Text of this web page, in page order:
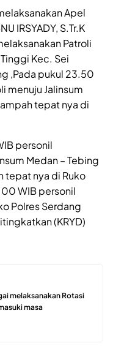
Apel
IRSYADY, S.Tr.K
Patroli
Kec. Sei
,Pada pukul 23.50
menuju Jalinsum
tepat nya di
personil
Medan – Tebing
tepat nya di Ruko
WIB personil
Polres Serdang
(KRYD)
melaksanakan Rotasi
masa